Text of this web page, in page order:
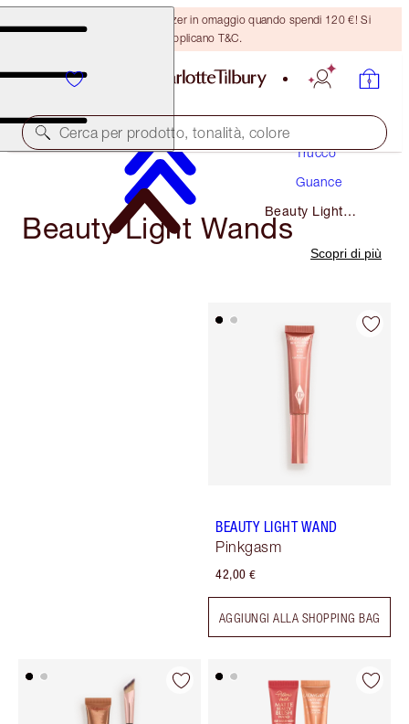
Ricevi un pennello per bronzer in omaggio quando spendi 120 €! Si
applicano T&C.
Cerca per prodotto, tonalità, colore
Trucco
Guance
Beauty Light
Wands
Beauty Light Wands
Scopri di più
BEAUTY LIGHT WAND
Pinkgasm
42,00 €
AGGIUNGI ALLA SHOPPING BAG